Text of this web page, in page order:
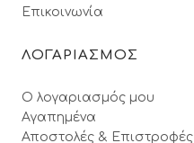
Επικοινωνία
ΛΟΓΑΡΙΑΣΜΟΣ
Ο λογαριασμός μου
Αγαπημένα
Αποστολές & Επιστροφές